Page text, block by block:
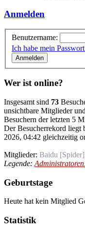
Anmelden
Benutzername:
Ich habe mein
Wer ist online?
Insgesamt sind 73
unsichtbare Mitglieder
Besuchern der letzten 5
Der Besucherrekord liegt
2026, 04:42 gleichzeitig
Mitglieder: Baidu [Spider]
Legende: Administratoren
Geburtstage
Heute hat kein Mitglied
Statistik